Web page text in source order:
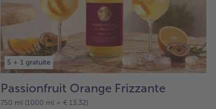
5 + 1 gratuite
Passionfruit Orange Frizzante
750 ml (1000 ml = € 13,32)